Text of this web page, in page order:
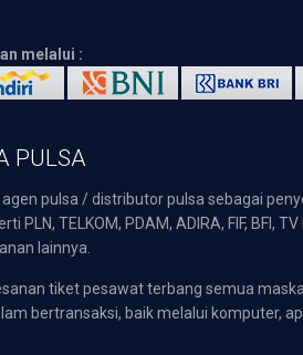
melalui :
PULSA
pulsa / distributor pulsa sebagai
PLN, TELKOM, PDAM, ADIRA, FIF,
lainnya.
tiket pesawat terbang semua
bertransaksi, baik melalui komputer,